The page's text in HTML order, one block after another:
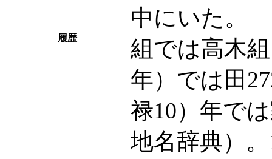
履歴
中にいた。
組では高木
年）では田
禄10）年で
地名辞典）